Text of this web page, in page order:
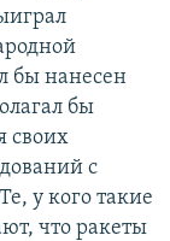
бы нанесен
бы
своих
с
у кого такие
что ракеты